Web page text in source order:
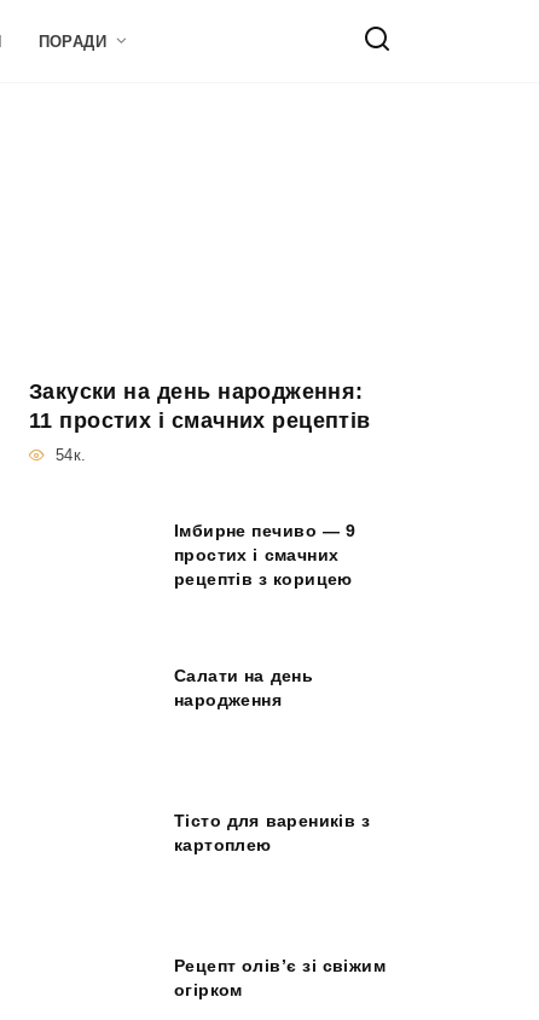
ПОРАДИ
Закуски на день народження:
11 простих і смачних рецептів
54к.
Імбирне печиво — 9
простих і смачних
рецептів з корицею
Салати на день
народження
Тісто для вареників з
картоплею
Рецепт олів’є зі свіжим
огірком